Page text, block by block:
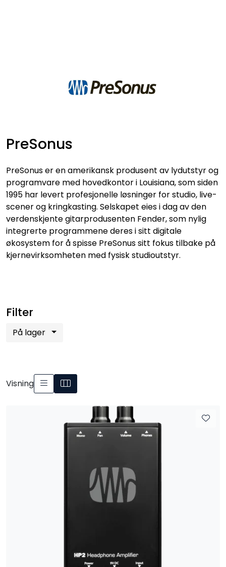
PreSonus
PreSonuser en amerikansk produsent av lydutstyr og
programvare med hovedkontor i Louisiana, som siden
1995 har levert profesjonelle løsninger for studio, live-
scener og kringkasting. Selskapet eies i dag av den
verdenskjente gitarprodusenten Fender, som nylig
integrerte programmene deres i sitt digitale
økosystem for å spisse PreSonus sitt fokus tilbake på
kjernevirksomheten med fysisk studioutstyr.
Filter
På lager
Visning
VAREMERKER
AKTUELT
BRUKT
SAMTALEROM